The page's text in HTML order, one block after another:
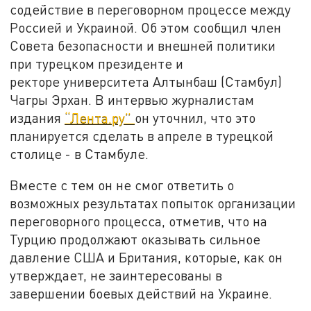
содействие в переговорном процессе между
Россией и Украиной. Об этом сообщил член
Совета безопасности и внешней политики
при турецком президенте и
ректоре университета Алтынбаш (Стамбул)
Чагры Эрхан. В интервью журналистам
издания “Лента.ру” он уточнил, что это
планируется сделать в апреле в турецкой
столице - в Стамбуле.
Вместе с тем он не смог ответить о
возможных результатах попыток организации
переговорного процесса, отметив, что на
Турцию продолжают оказывать сильное
давление США и Британия, которые, как он
утверждает, не заинтересованы в
завершении боевых действий на Украине.